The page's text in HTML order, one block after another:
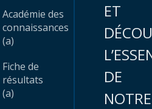
Académie des
connaissances
(a)
Fiche de
résultats
(a)
ET
DE
NOTRE